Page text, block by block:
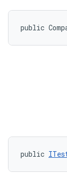
public
public